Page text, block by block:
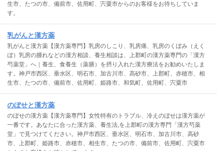
生市、たつの市、備前市、佐用町、宍粟市からのお客様をお待ちしていま
す。
乳がんと漢方薬
乳がんと漢方薬【漢方薬専門】乳房のしこり、乳房痛、乳房のくぼみ（えく
ぼ）乳房の腫れなどの漢方相談、養生相談は、上郡町の漢方薬専門の「漢方
芍薬堂」へ｜養生、食養生（薬膳）を摂り入れた漢方療法をお勧めいたしま
す。神戸市西区、垂水区、明石市、加古川市、高砂市、上郡町、赤穂市、相
生市、たつの市、備前市、佐用町、姫路市、和気町、佐用町、宍粟市
のぼせと漢方薬
のぼせの漢方薬【漢方薬専門】女性特有のトラブル、冷えのぼせは漢方薬が
一番です。あなたに合った漢方薬、養生法,を上郡町の漢方専門「漢方芍薬
堂」で見つけてください。神戸市西区、垂水区、明石市、加古川市、高砂
市、上郡町、姫路市、赤穂市、相生市、たつの市、備前市、佐用町、宍粟市